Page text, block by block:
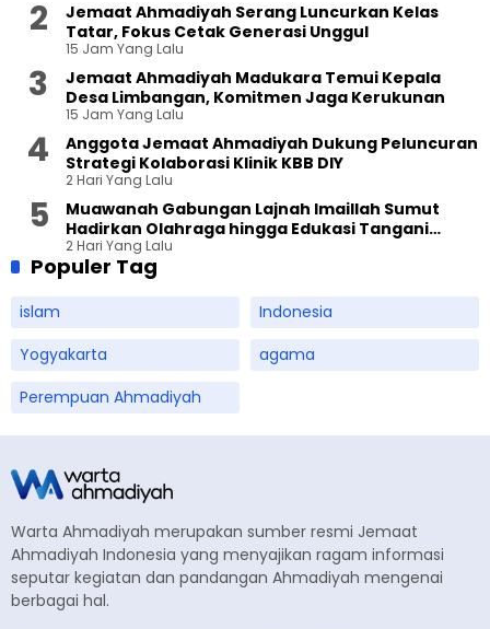
Jemaat Ahmadiyah Serang Luncurkan Kelas
Tatar, Fokus Cetak Generasi Unggul
15 Jam Yang Lalu
Jemaat Ahmadiyah Madukara Temui Kepala
Desa Limbangan, Komitmen Jaga Kerukunan
15 Jam Yang Lalu
Anggota Jemaat Ahmadiyah Dukung Peluncuran
Strategi Kolaborasi Klinik KBB DIY
2 Hari Yang Lalu
Muawanah Gabungan Lajnah Imaillah Sumut
Hadirkan Olahraga hingga Edukasi Tangani
Sampah
2 Hari Yang Lalu
Populer Tag
islam
Indonesia
Yogyakarta
agama
Perempuan Ahmadiyah
Warta Ahmadiyah merupakan sumber resmi Jemaat
Ahmadiyah Indonesia yang menyajikan ragam informasi
seputar kegiatan dan pandangan Ahmadiyah mengenai
berbagai hal.